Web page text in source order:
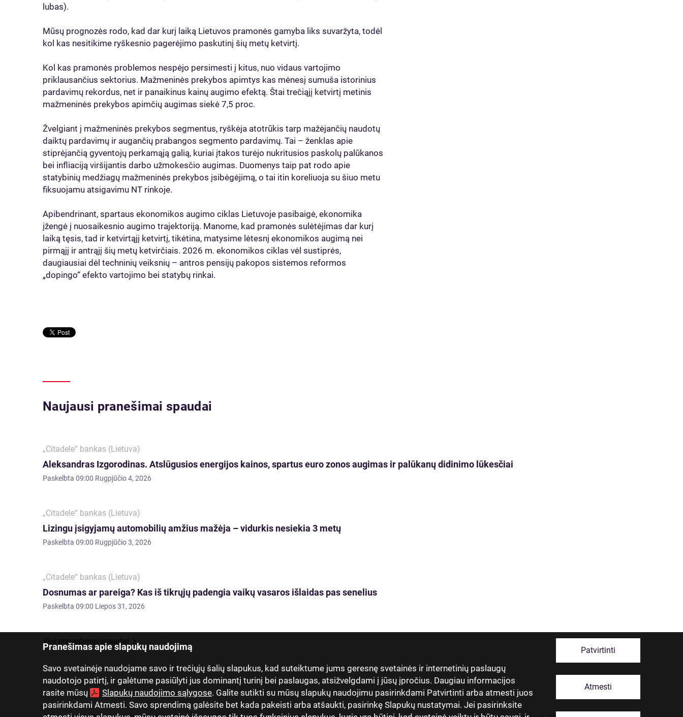
Pranešimas apie slapukų naudojimą
Savo svetainėje naudojame savo ir trečiųjų šalių slapukus, kad suteiktume jums geresnę svetainės ir internetinių paslaugų
naudotojo patirtį, ir galėtume pasiūlyti jus dominantį turinį bei paslaugas, atsižvelgdami į jūsų įpročius. Daugiau informacijos
rasite mūsų
Slapukų naudojimo sąlygose. Galite sutikti su mūsų slapukų naudojimu pasirinkdami Patvirtinti arba atmesti juos
pasirinkdami Atmesti. Savo sprendimą galėsite bet kada pakeisti arba atšaukti, pasirinkę Slapukų nustatymai. Jei pasirinksite
Patvirtinti
Atmesti
lubas).
Mūsų prognozės rodo, kad dar kurį laiką Lietuvos pramonės gamyba liks suvaržyta, todėl
kol kas nesitikime ryškesnio pagerėjimo paskutinį šių metų ketvirtį.
Kol kas pramonės problemos nespėjo persimesti į kitus, nuo vidaus vartojimo
priklausančius sektorius. Mažmeninės prekybos apimtys kas mėnesį sumuša istorinius
pardavimų rekordus, net ir panaikinus kainų augimo efektą. Štai trečiąjį ketvirtį metinis
mažmeninės prekybos apimčių augimas siekė 7,5 proc.
Žvelgiant į mažmeninės prekybos segmentus, ryškėja atotrūkis tarp mažėjančių naudotų
daiktų pardavimų ir augančių prabangos segmento pardavimų. Tai – ženklas apie
stiprėjančią gyventojų perkamąją galią, kuriai įtakos turėjo nukritusios paskolų palūkanos
bei infliaciją viršijantis darbo užmokesčio augimas. Duomenys taip pat rodo apie
statybinių medžiagų mažmeninės prekybos įsibėgėjimą, o tai itin koreliuoja su šiuo metu
fiksuojamu atsigavimu NT rinkoje.
Apibendrinant, spartaus ekonomikos augimo ciklas Lietuvoje pasibaigė, ekonomika
įžengė į nuosaikesnio augimo trajektoriją. Manome, kad pramonės sulėtėjimas dar kurį
laiką tęsis, tad ir ketvirtąjį ketvirtį, tikėtina, matysime lėtesnį ekonomikos augimą nei
pirmąjį ir antrąjį šių metų ketvirčiais. 2026 m. ekonomikos ciklas vėl sustiprės,
daugiausiai dėl techninių veiksnių – antros pensijų pakopos sistemos reformos
„dopingo“ efekto vartojimo bei statybų rinkai.
Naujausi pranešimai spaudai
„Citadele“ bankas (Lietuva)
Aleksandras Izgorodinas. Atslūgusios energijos kainos, spartus euro zonos augimas ir palūkanų didinimo lūkesčiai
Paskelbta 09:00 Rugpjūčio 4, 2026
„Citadele“ bankas (Lietuva)
Lizingu įsigyjamų automobilių amžius mažėja – vidurkis nesiekia 3 metų
Paskelbta 09:00 Rugpjūčio 3, 2026
„Citadele“ bankas (Lietuva)
Dosnumas ar pareiga? Kas iš tikrųjų padengia vaikų vasaros išlaidas pas senelius
Paskelbta 09:00 Liepos 31, 2026
Visi pranešimai spaudai